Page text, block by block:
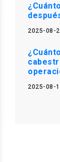
2025-08-
2025-08-